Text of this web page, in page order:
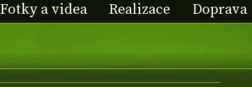
Fotky a videa Realizace Doprava